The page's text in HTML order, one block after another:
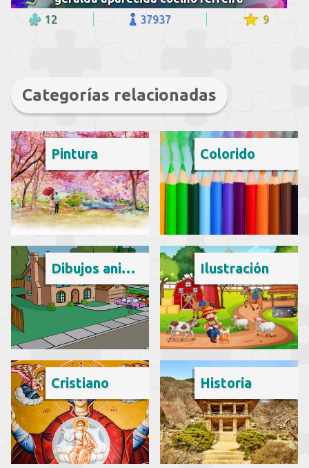
12 37937 9
Categorías relacionadas
Pintura Colorido
Dibujos animados Ilustración
Cristiano Historia